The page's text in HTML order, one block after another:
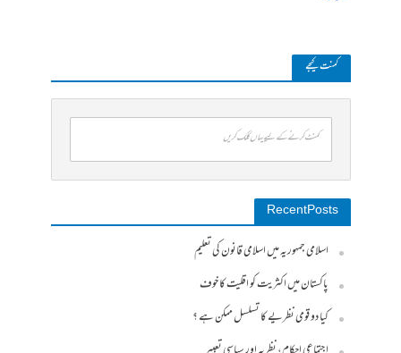
کمنت کیجے
کمنٹ کرنے کے لیے یہاں کلک کریں
Recent Posts
اسلامی جمہوریہ میں اسلامی قانون کی تعلیم
پاکستان میں اکثریت کو اقلیت کا خوف
کیا دو قومی نظریے کا تسلسل ممکن ہے ؟